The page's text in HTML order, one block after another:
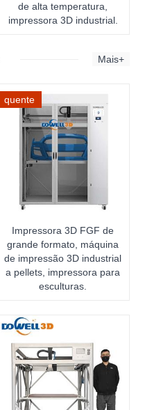
de alta temperatura,
impressora 3D industrial.
Mais+
quente
Impressora 3D FGF de
grande formato, máquina
de impressão 3D industrial
a pellets, impressora para
esculturas.